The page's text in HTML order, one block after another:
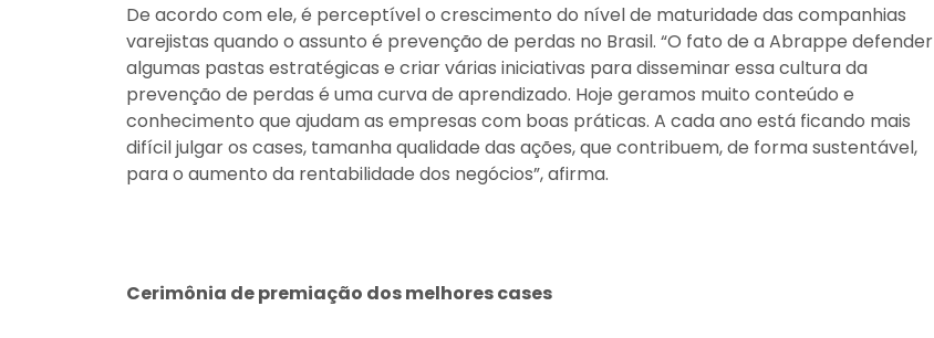
De acordo com ele, é perceptível o crescimento do nível de maturidade das companhias
varejistas quando o assunto é prevenção de perdas no Brasil. “O fato de a Abrappe defender
algumas pastas estratégicas e criar várias iniciativas para disseminar essa cultura da
prevenção de perdas é uma curva de aprendizado. Hoje geramos muito conteúdo e
conhecimento que ajudam as empresas com boas práticas. A cada ano está ficando mais
difícil julgar os cases, tamanha qualidade das ações, que contribuem, de forma sustentável,
para o aumento da rentabilidade dos negócios”, afirma.
Cerimônia de premiação dos melhores cases